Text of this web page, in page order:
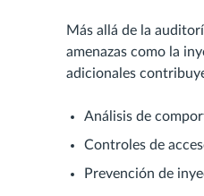
Más allá de la
amenazas como la
adicionales
Análisis de
Controles de
Prevención de